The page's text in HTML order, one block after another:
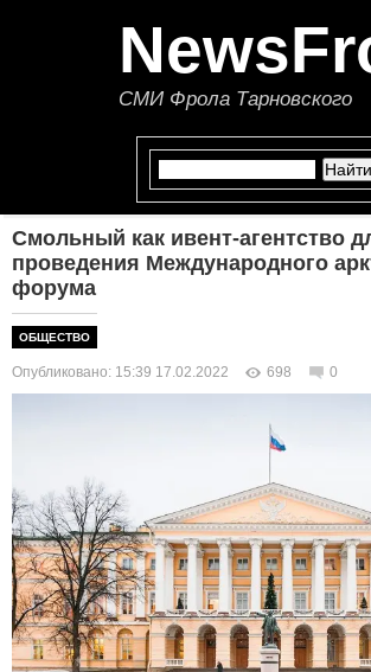
СМИ Фрола Тарновского
НОВОСТИ
ПОЛИТИКА
ОБЩЕСТВО
КУЛЬТУРА
НАУКА
Смольный как ивент-агентство
проведения Международного
форума
ОБЩЕСТВО
Опубликовано: 15:39 17.02.2022 698 0